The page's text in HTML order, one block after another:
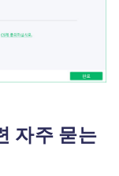
자주 묻는